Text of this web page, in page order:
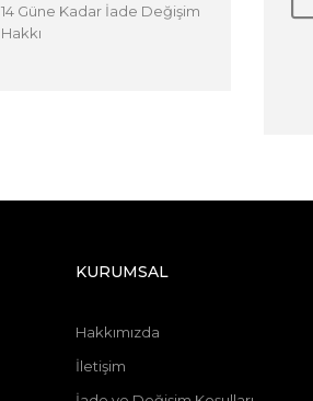
14 Güne Kadar İade Değişim
Hakkı
KURUMSAL
Hakkımızda
İletişim